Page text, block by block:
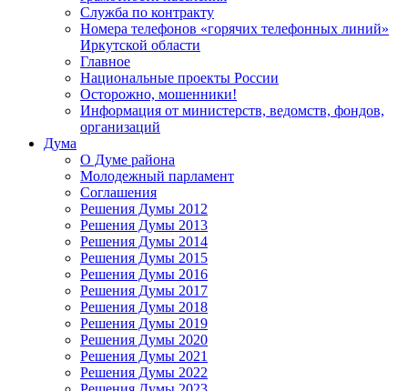
Служба по контракту
Номера телефонов «горячих телефонных линий»
Иркутской области
Главное
Национальные проекты России
Осторожно, мошенники!
Информация от министерств, ведомств, фондов,
организаций
Дума
О Думе района
Молодежный парламент
Соглашения
Решения Думы 2012
Решения Думы 2013
Решения Думы 2014
Решения Думы 2015
Решения Думы 2016
Решения Думы 2017
Решения Думы 2018
Решения Думы 2019
Решения Думы 2020
Решения Думы 2021
Решения Думы 2022